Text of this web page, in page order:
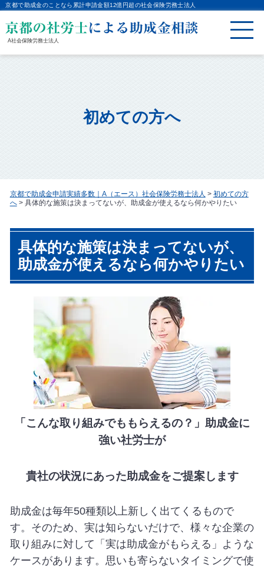
京都で助成金のことなら累計申請金額12億円超の社会保険労務士法人
A社会保険労務士法人
初めての方へ
京都で助成金申請実績多数｜A（エース）社会保険労務士法人 > 初めての方
へ> 具体的な施策は決まってないが、助成金が使えるなら何かやりたい
具体的な施策は決まってないが、
助成金が使えるなら何かやりたい
「こんな取り組みでももらえるの？」助成金に
強い社労士が
貴社の状況にあった助成金をご提案します
助成金は毎年50種類以上新しく出てくるもので
す。そのため、実は知らないだけで、様々な企業の
取り組みに対して「実は助成金がもらえる」ような
ケースがあります。思いも寄らないタイミングで使